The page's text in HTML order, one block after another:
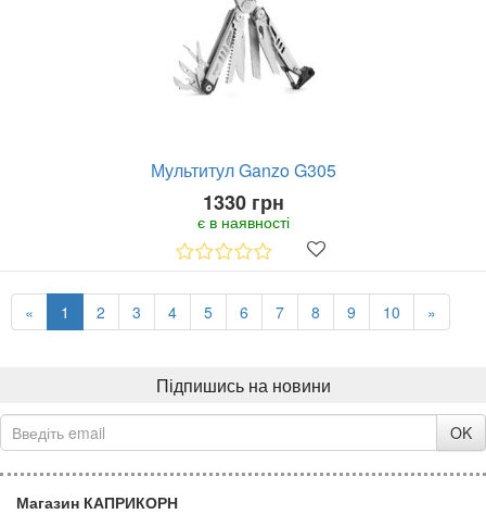
Мультитул Ganzo G305
1330 грн
є в наявності
« 1 2 3 4 5 6 7 8 9 10 »
Підпишись на новини
OK
Магазин КАПРИКОРН